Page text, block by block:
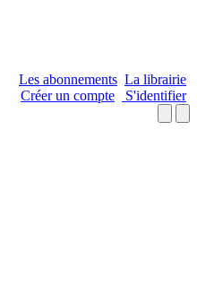
Les abonnements La librairie
Créer un compte
S'identifier